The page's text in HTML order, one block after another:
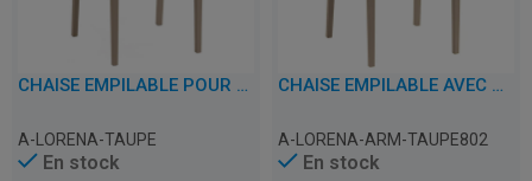
CHAISE EMPILABLE POUR TERRASSE, CAFÉ, RESTAURANT ET HORECA – LORENA – PLASTIQUE
A-LORENA-TAUPE
En stock
CHAISE EMPILABLE AVEC ACCOUDOIRS POUR TERRASSE, CAFÉ, RESTAURANT ET HORECA – LORENA – PLASTIQUE
A-LORENA-ARM-TAUPE802
En stock